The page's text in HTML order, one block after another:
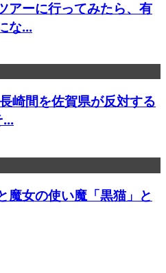
アーに行ってみたら、有
な...
崎間を佐賀県が反対する
魔女の使い魔「黒猫」と